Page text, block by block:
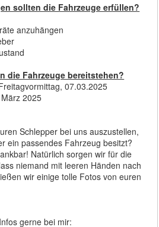
sollten die Fahrzeuge erfüllen?
anzuhängen
die Fahrzeuge bereitstehen?
07.03.2025
2025
Schlepper bei uns auszustellen,
ein passendes Fahrzeug besitzt?
Natürlich sorgen wir für die
niemand mit leeren Händen nach
wir einige tolle Fotos von euren
gerne bei mir: